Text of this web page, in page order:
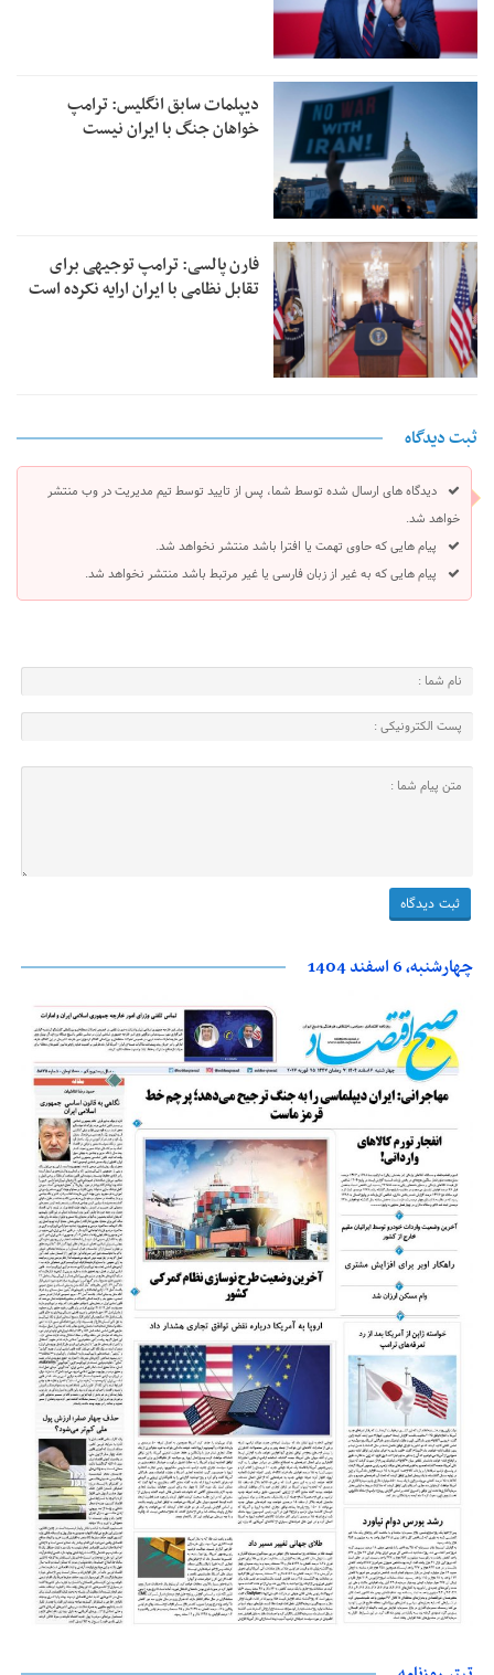
دیپلمات سابق انگلیس:‌ ترامپ
خواهان جنگ با ایران نیست
فارن پالسی: ترامپ توجیهی برای
تقابل نظامی با ایران ارایه نکرده است
ثبت دیدگاه
دیدگاه های ارسال شده توسط شما، پس از تایید توسط تیم مدیریت در وب منتشر
خواهد شد.
پیام هایی که حاوی تهمت یا افترا باشد منتشر نخواهد شد.
پیام هایی که به غیر از زبان فارسی یا غیر مرتبط باشد منتشر نخواهد شد.
چهارشنبه، 6 اسفند 1404